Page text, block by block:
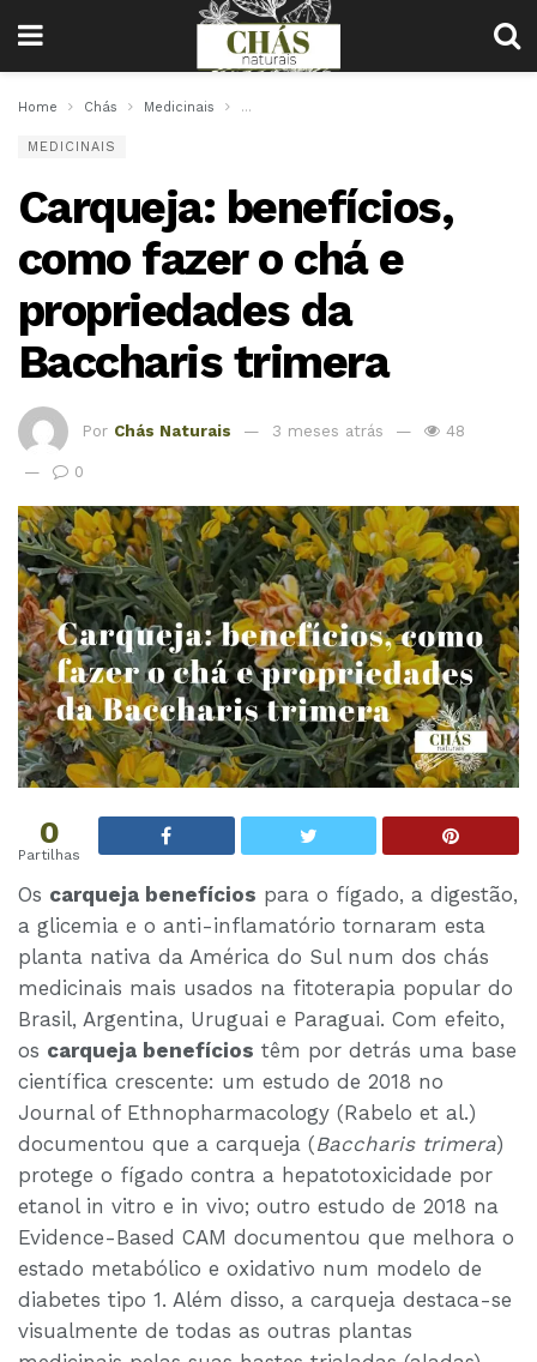
Home Chás Medicinais Carqueja: benefícios, como fazer o chá e
MEDICINAIS
Carqueja: benefícios,
como fazer o chá e
propriedades da
Baccharis trimera
Por Chás Naturais 3 meses atrás 48
0
0
Partilhas
Os carqueja benefícios para o fígado, a digestão,
a glicemia e o anti-inflamatório tornaram esta
planta nativa da América do Sul num dos chás
medicinais mais usados na fitoterapia popular do
Brasil, Argentina, Uruguai e Paraguai. Com efeito,
os carqueja benefícios têm por detrás uma base
científica crescente: um estudo de 2018 no
Journal of Ethnopharmacology (Rabelo et al.)
documentou que a carqueja (Baccharis trimera)
protege o fígado contra a hepatotoxicidade por
etanol in vitro e in vivo; outro estudo de 2018 na
Evidence-Based CAM documentou que melhora o
estado metabólico e oxidativo num modelo de
diabetes tipo 1. Além disso, a carqueja destaca-se
visualmente de todas as outras plantas